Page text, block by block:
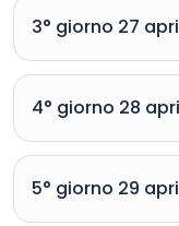
3° giorno 27
4° giorno 28
5° giorno 29